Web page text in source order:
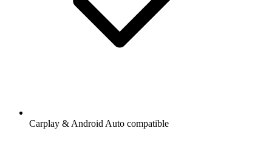
Carplay & Android Auto compatible